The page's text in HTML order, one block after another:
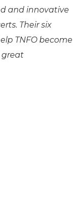
and innovative
Their six
TNFO become
great